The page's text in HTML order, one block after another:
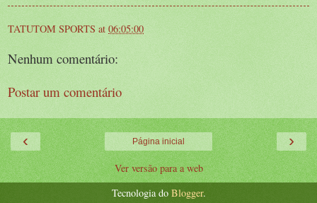
TATUTOM SPORTS at 06:05:00
Nenhum comentário:
Postar um comentário
‹ ›
Página inicial
Ver versão para a web
Tecnologia do Blogger.